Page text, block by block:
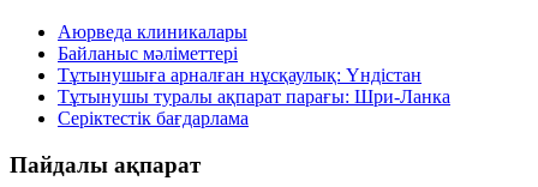
Аюрведа клиникалары
Байланыс мәліметтері
Тұтынушыға арналған нұсқаулық: Үндістан
Тұтынушы туралы ақпарат парағы: Шри-Ланка
Серіктестік бағдарлама
Пайдалы ақпарат